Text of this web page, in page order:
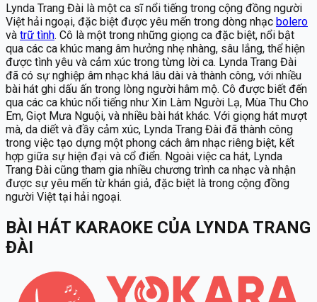
Lynda Trang Đài là một ca sĩ nổi tiếng trong cộng đồng người
Việt hải ngoại, đặc biệt được yêu mến trong dòng nhạc bolero
và trữ tình. Cô là một trong những giọng ca đặc biệt, nổi bật
qua các ca khúc mang âm hưởng nhẹ nhàng, sâu lắng, thể hiện
được tình yêu và cảm xúc trong từng lời ca. Lynda Trang Đài
đã có sự nghiệp âm nhạc khá lâu dài và thành công, với nhiều
bài hát ghi dấu ấn trong lòng người hâm mộ. Cô được biết đến
qua các ca khúc nổi tiếng như Xin Làm Người Lạ, Mùa Thu Cho
Em, Giọt Mưa Nguội, và nhiều bài hát khác. Với giọng hát mượt
mà, da diết và đầy cảm xúc, Lynda Trang Đài đã thành công
trong việc tạo dựng một phong cách âm nhạc riêng biệt, kết
hợp giữa sự hiện đại và cổ điển. Ngoài việc ca hát, Lynda
Trang Đài cũng tham gia nhiều chương trình ca nhạc và nhận
được sự yêu mến từ khán giả, đặc biệt là trong cộng đồng
người Việt tại hải ngoại.
BÀI HÁT KARAOKE CỦA LYNDA TRANG
ĐÀI